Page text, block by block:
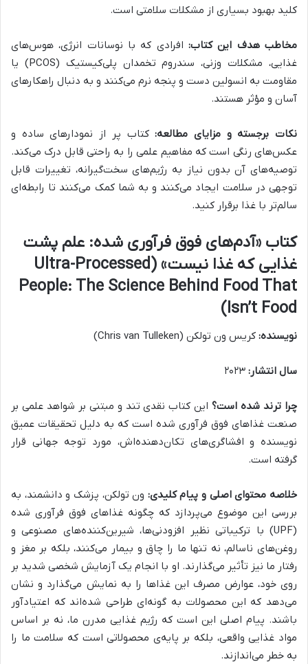
کلید بهبود بسیاری از مشکلات سلامتی است.
مخاطب هدف این کتاب: افرادی که با نوسانات انرژی، هوس‌های
غذایی، مشکلات وزنی، سندروم تخمدان پلی‌کیستیک (PCOS) یا
مقاومت به انسولین دست و پنجه نرم می‌کنند و به دنبال راهکارهای
آسان و مؤثر هستند.
نکات برجسته و مزایای مطالعه:کتاب پر از نمودارهای ساده و
عکس‌های رنگی است که مفاهیم علمی را به راحتی قابل درک می‌کند.
توصیه‌های آن بدون نیاز به رژیم‌های سخت‌گیرانه، تغییرات قابل
توجهی در سلامت ایجاد می‌کنند و به شما کمک می‌کنند تا رابطه‌ای
سالم‌تر با غذا برقرار کنید.
کتاب «آدم‌های فوق فرآوری شده: علم پشت
غذایی که غذا نیست» (Ultra-Processed
People: The Science Behind Food That
Isn’t Food)
نویسنده: کریس ون تولکن (Chris van Tulleken)
سال انتشار:
چرا ترند شده است؟این کتاب نقدی تند و مبتنی بر شواهد علمی بر
صنعت غذاهای فوق فرآوری شده است که به دلیل تحقیقات عمیق
نویسنده و افشاگری‌های تکان‌دهنده‌اش، مورد توجه جهانی قرار
گرفته است.
خلاصه محتوای اصلی و پیام کلیدی: ون تولکن، پزشک و دانشمند، به
بررسی این موضوع می‌پردازد که چگونه غذاهای فوق فرآوری شده
(UPF) با ترکیباتی نظیر افزودنی‌ها، شیرین‌کننده‌های مصنوعی و
روغن‌های ناسالم، نه تنها ما را چاق و بیمار می‌کنند، بلکه بر مغز و
رفتار ما نیز تأثیر می‌گذارند. او با انجام یک آزمایش شخصی شدید بر
روی خود، عوارض مصرف این غذاها را به نمایش می‌گذارد و نشان
می‌دهد که این محصولات به گونه‌ای طراحی شده‌اند که اعتیادآور
باشند. پیام اصلی این است که رژیم غذایی مدرن ما، نه بر اساس
مواد غذایی واقعی، بلکه بر پایه‌ی محصولاتی است که سلامت ما را
به خطر می‌اندازند.